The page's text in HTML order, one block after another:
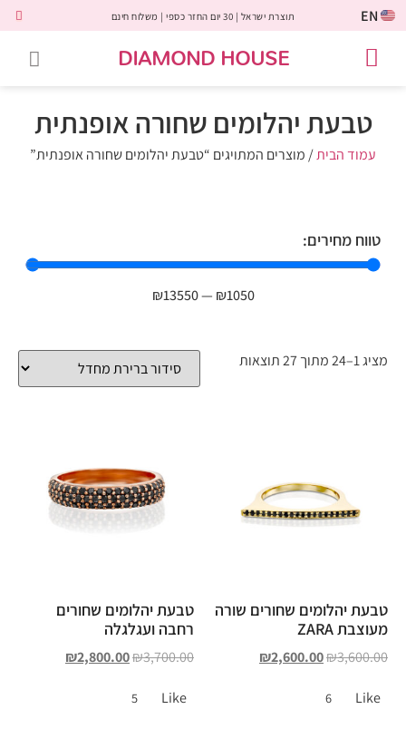
EN תוצרת ישראל | 30 יום החזר כספי | משלוח חינם
DIAMOND HOUSE
טבעת יהלומים שחורה אופנתית
עמוד הבית/ מוצרים המתויגים “טבעת יהלומים שחורה אופנתית”
טווח מחירים:
₪1050
—
₪13550
מציג 1–24 מתוך 27 תוצאות
טבעת יהלומים שחורים שורה
מעוצבת ZARA
₪3,600.00
₪2,600.00
Like
6
טבעת יהלומים שחורים
רחבה ועגלגלה
₪3,700.00
₪2,800.00
Like
5